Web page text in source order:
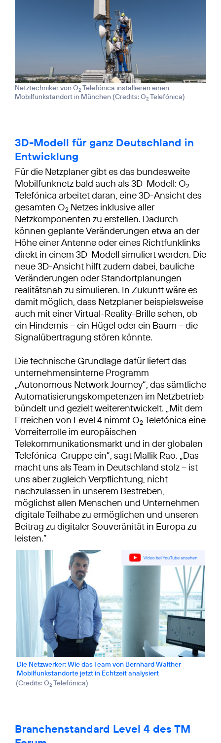
Netztechniker von O2 Telefónica installieren einen
Mobilfunkstandort in München (Credits: O2 Telefónica)
3D-Modell für ganz Deutschland in
Entwicklung
Für die Netzplaner gibt es das bundesweite
Mobilfunknetz bald auch als 3D-Modell: O2
Telefónica arbeitet daran, eine 3D-Ansicht des
gesamten O2 Netzes inklusive aller
Netzkomponenten zu erstellen. Dadurch
können geplante Veränderungen etwa an der
Höhe einer Antenne oder eines Richtfunklinks
direkt in einem 3D-Modell simuliert werden. Die
neue 3D-Ansicht hilft zudem dabei, bauliche
Veränderungen oder Standortplanungen
realitätsnah zu simulieren. In Zukunft wäre es
damit möglich, dass Netzplaner beispielsweise
auch mit einer Virtual-Reality-Brille sehen, ob
ein Hindernis – ein Hügel oder ein Baum – die
Signalübertragung stören könnte.
Die technische Grundlage dafür liefert das
unternehmensinterne Programm
„Autonomous Network Journey“, das sämtliche
Automatisierungskompetenzen im Netzbetrieb
bündelt und gezielt weiterentwickelt. „Mit dem
Erreichen von Level 4 nimmt O2Telefónica eine
Vorreiterrolle im europäischen
Telekommunikationsmarkt und in der globalen
Telefónica-Gruppe ein”, sagt Mallik Rao. „Das
macht uns als Team in Deutschland stolz – ist
uns aber zugleich Verpflichtung, nicht
nachzulassen in unserem Bestreben,
möglichst allen Menschen und Unternehmen
digitale Teilhabe zu ermöglichen und unseren
Beitrag zu digitaler Souveränität in Europa zu
leisten.”
Die Netzwerker: Wie das Team von Bernhard Walther
Mobilfunkstandorte jetzt in Echtzeit analysiert
(Credits: O2 Telefónica)
Branchenstandard Level 4 des TM